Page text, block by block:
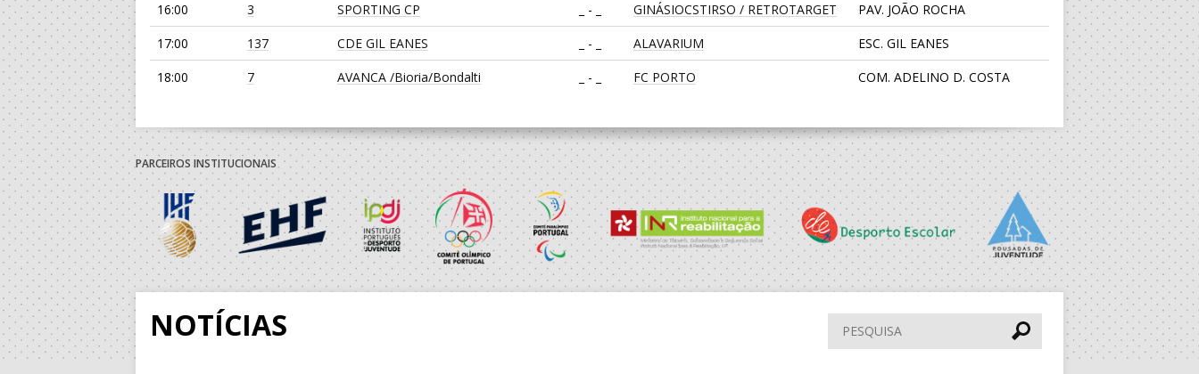
16:00
3 SPORTING CP _ - _ GINÁSIOCSTIRSO / RETROTARGET
PAV. JOÃO ROCHA
17:00
137 CDE GIL EANES _ - _ ALAVARIUM
ESC. GIL EANES
18:00
7 AVANCA /Bioria/Bondalti _ - _ FC PORTO
COM. ADELINO D. COSTA
19:00 139 JUVE LIS _ - _ CALE
CENTRO DESPORTIVO JUVE
LIS
30-AGO-2026
14:00 138 ABC DE BRAGA /OBO Bettermann _ - _ AD ACADEMIA ANDEBOL SPS PAV. F. SÁ LEITE
15:00 136 MADEIRA SAD _ - _ CJ A. GARRETT /Pristivus
ESC. BARTOLOMEU
5-SET-2026
PARCEIROS INSTITUCIONAIS
NOTÍCIAS Pesquisar